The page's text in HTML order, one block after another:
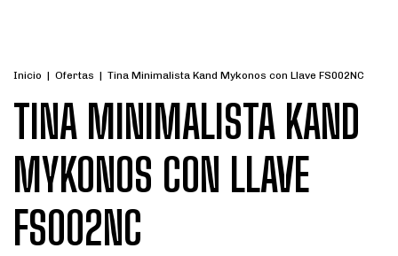
Inicio | Ofertas | Tina Minimalista Kand Mykonos con Llave FS002NC
TINA MINIMALISTA KAND
MYKONOS CON LLAVE
FS002NC